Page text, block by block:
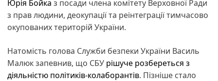
Юрія Бойка з посади члена комітету Верховної Ради
з прав людини, деокупації та реінтеграції тимчасово
окупованих територій України.
Натомість голова Служби безпеки України Василь
Малюк запевнив, що СБУ рішуче розбереться з
діяльністю політиків-колаборантів. Пізніше стало